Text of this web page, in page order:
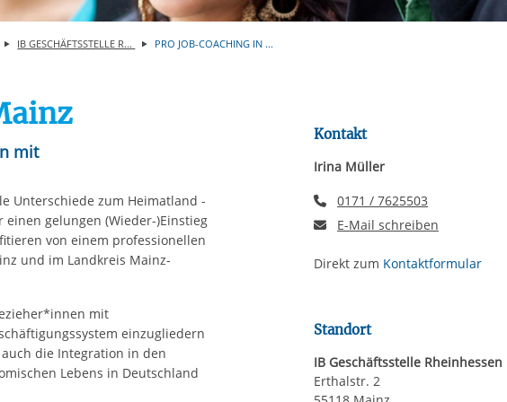
nicht auf notwendige Cookies, die erforderlich zur Bereitstellung
unabhängig von einer Einwilligung.
Automatische Wiedergabe starten/
IB GESCHÄFTSSTELLE R... PRO JOB-COACHING IN ...
mit
Unterschiede zum Heimatland -
gelungen (Wieder-)Einstieg
von einem professionellen
und im Landkreis Mainz-
mit
einzugliedern
die Integration in den
Lebens in Deutschland
Kontakt
Irina Müller
Telefonnummer
0171 / 7625503
E-Mail schreiben
Direkt zum Kontaktformular
Standort
IB Geschäftsstelle Rheinhessen
Erthalstr. 2